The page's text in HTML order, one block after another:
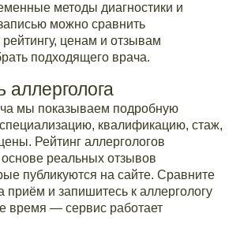
методы диагностики и
можно сравнить
ценам и отзывам
подходящего врача.
аллерголога
мы показываем подробную
квалификацию, стаж,
Рейтинг аллергологов
реальных отзывов
публикуются на сайте. Сравните
приём и запишитесь к аллергологу
время — сервис работает